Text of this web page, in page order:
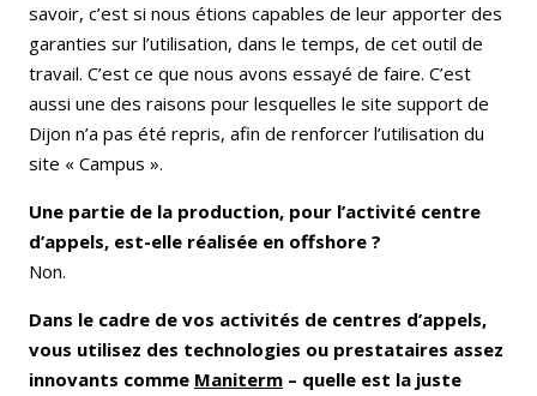
savoir, c’est si nous étions capables de leur apporter des
garanties sur l’utilisation, dans le temps, de cet outil de
travail. C’est ce que nous avons essayé de faire. C’est
aussi une des raisons pour lesquelles le site support de
Dijon n’a pas été repris, afin de renforcer l’utilisation du
site « Campus ».
Une partie de la production, pour l’activité centre
d’appels, est-elle réalisée en offshore ?
Non.
Dans le cadre de vos activités de centres d’appels,
vous utilisez des technologies ou prestataires assez
innovants comme Maniterm – quelle est la juste